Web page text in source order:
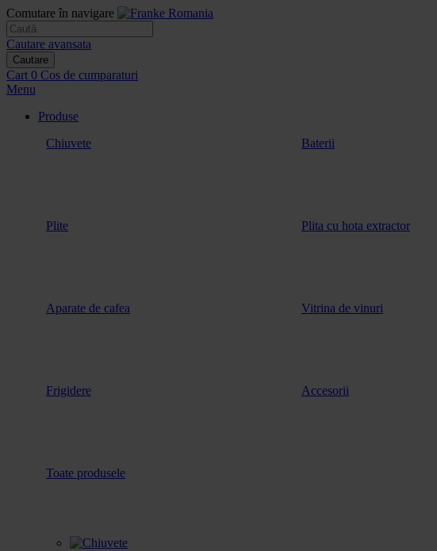
Comutare în navigare
Cautare avansata
Cautare
Cart 0 Cos de cumparaturi
Menu
Produse
Chiuvete
Baterii
Plite Plita cu hota extractor
Aparate de cafea Vitrina de vinuri
Frigidere Accesorii
Toate produsele